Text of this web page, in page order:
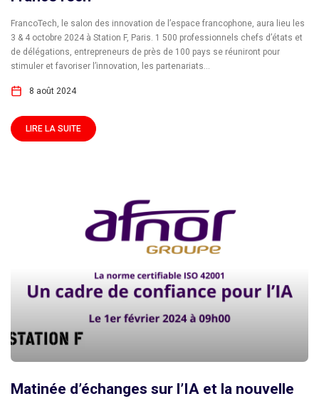
FrancoTech, le salon des innovation de l’espace francophone, aura lieu les
3 & 4 octobre 2024 à Station F, Paris. 1 500 professionnels chefs d’états et
de délégations, entrepreneurs de près de 100 pays se réuniront pour
stimuler et favoriser l’innovation, les partenariats...
8 août 2024
LIRE LA SUITE
Matinée d’échanges sur l’IA et la nouvelle